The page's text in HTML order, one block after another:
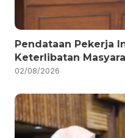
Pendataan Pekerja
Keterlibatan
02/08/2026